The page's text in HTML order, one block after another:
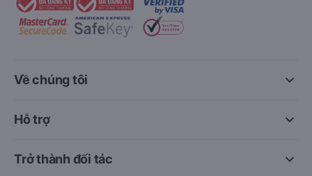
keyboard_arrow_down
Về chúng tôi
keyboard_arrow_down
Hỗ trợ
keyboard_arrow_down
Trở thành đối tác